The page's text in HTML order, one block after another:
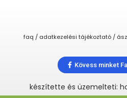
faq / adatkezelési tájékoztató /
Kövess minket
készítette és üzemelteti: